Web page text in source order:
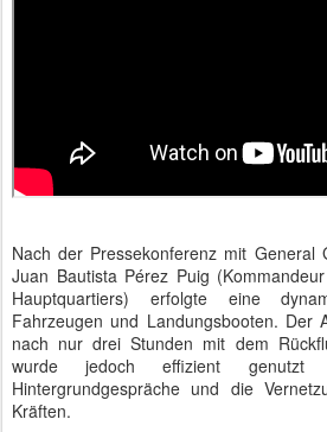
Nach der Pressekonferenz mit General
Juan Bautista Pérez Puig
Hauptquartiers) erfolgte eine
Fahrzeugen und Landungsbooten. Der
nach nur drei Stunden mit dem
wurde jedoch effizient
Hintergrundgespräche und die
Kräften.